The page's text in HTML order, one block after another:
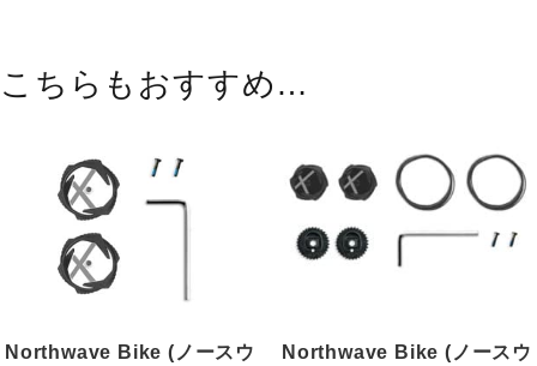
は
格
し
た。
で
す。
こちらもおすすめ…
Northwave Bike (ノースウ
Northwave Bike (ノースウ